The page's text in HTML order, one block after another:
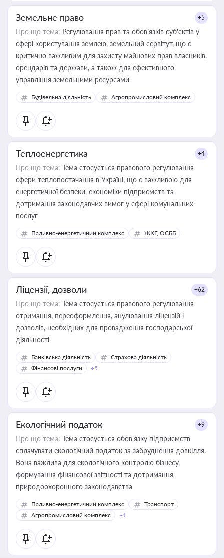
Земельне право +5
Про що тема: Регулювання прав та обов’язків суб’єктів у
сфері користування землею, земельний сервітут, що є
критично важливим для захисту майнових прав власників,
орендарів та держави, а також для ефективного
управління земельними ресурсами
Будівельна діяльність Агропромисловий комплекс
Теплоенергетика +4
Про що тема: Тема стосується правового регулювання
сфери теплопостачання в Україні, що є важливою для
енергетичної безпеки, економіки підприємств та
дотримання законодавчих вимог у сфері комунальних
послуг
Паливно-енергетичний комплекс ЖКГ, ОСББ
Ліцензії, дозволи +62
Про що тема: Тема стосується правового регулювання
отримання, переоформлення, анулювання ліцензій і
дозволів, необхідних для провадження господарської
діяльності
Банківська діяльність
Страхова діяльність
Фінансові послуги
+5
Екологічний податок +9
Про що тема: Тема стосується обов’язку підприємств
сплачувати екологічний податок за забруднення довкілля.
Вона важлива для екологічного контролю бізнесу,
формування фінансової звітності та дотримання
природоохоронного законодавства
Паливно-енергетичний комплекс
Транспорт
Агропромисловий комплекс
+1